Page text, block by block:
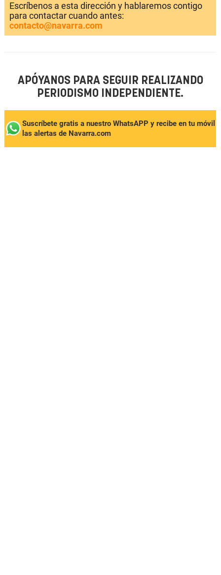
Escríbenos a esta dirección y hablaremos contigo
para contactar cuando antes:
contacto@navarra.com
APÓYANOS PARA SEGUIR REALIZANDO
PERIODISMO INDEPENDIENTE.
Suscríbete gratis a nuestro WhatsAPP y recibe en tu móvil
las alertas de Navarra.com